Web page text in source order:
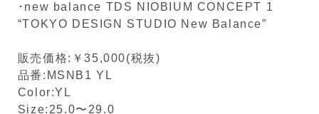
･new balance TDS NIOBIUM CONCEPT 1
“TOKYO DESIGN STUDIO New Balance”
販売価格:￥35,000(税抜)
品番:MSNB1 YL
Color:YL
Size:25.0〜29.0